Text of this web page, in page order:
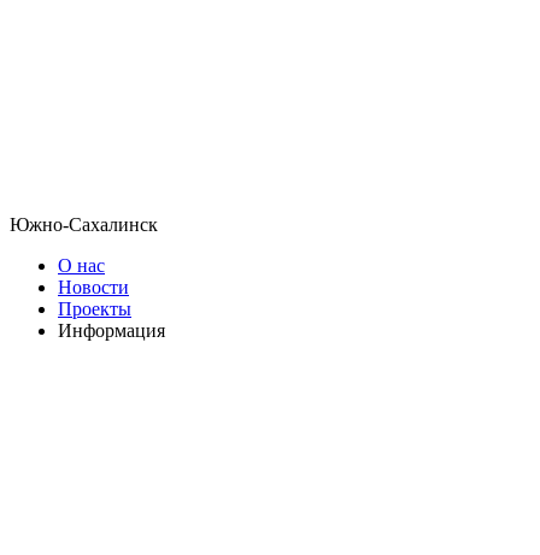
Южно-Сахалинск
О нас
Новости
Проекты
Информация